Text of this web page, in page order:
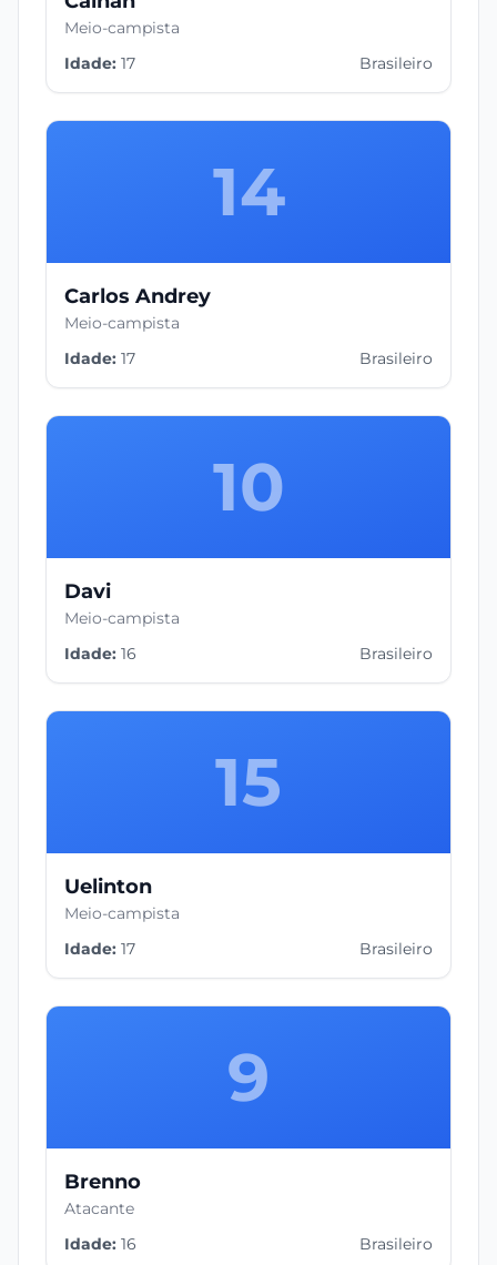
Meio-campista
Idade: 17 Brasileiro
14
Carlos Andrey
Meio-campista
Idade: 17 Brasileiro
10
Davi
Meio-campista
Idade: 16 Brasileiro
15
Uelinton
Meio-campista
Idade: 17 Brasileiro
9
Brenno
Atacante
Idade: 16 Brasileiro